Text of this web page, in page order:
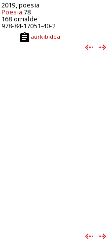
2019, poesia
Poesia 78
168 orrialde
978-84-17051-40-2
aurkibidea